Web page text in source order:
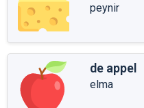
peynir
de appel
elma